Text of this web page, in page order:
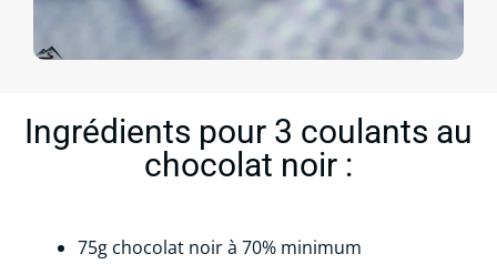
Ingrédients pour 3 coulants au
chocolat noir :
75g chocolat noir à 70% minimum